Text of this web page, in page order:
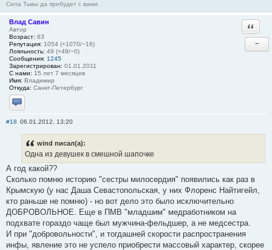
Сила Тьмы да пребудет с вами.
Влад Савин
Автор
Возраст: 63
Репутация: 1054 (+1070/−16)
Лояльность: 49 (+49/−0)
Сообщения: 1245
Зарегистрирован: 01.01.2011
С нами: 15 лет 7 месяцев
Имя: Владимир
Откуда: Санкт-Петербург
Отправить личное сообщение
−
#18 06.01.2012, 13:20
wind писал(а):
Одна из девушек в смешной шапочке
А год какой??
Сколько помню историю "сестры милосердия" появились как раз в
Крымскую (у нас Даша Севастопольская, у них Флоренс Найтигейл,
кто раньше не помню) - но вот дело это было исключительно
ДОБРОВОЛЬНОЕ. Еще в ПМВ "младшим" медработником на
подхвате гораздо чаще был мужчина-фельдшер, а не медсестра.
И при "добровольности", и тогдашней скорости распространения
инфы, явление это не успело приобрести массовый характер, скорее